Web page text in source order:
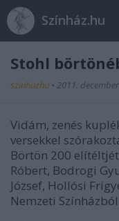
Színház.hu
Stohl
szinhazhu • 2011.
Vidám, zenés
versekkel
Börtön 200
Róbert, Bodrogi
József, Hollósi
Nemzeti